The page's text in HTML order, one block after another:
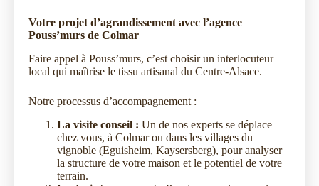
Votre projet d’agrandissement avec l’agence
Pouss’murs de Colmar
Faire appel à Pouss’murs, c’est choisir un interlocuteur
local qui maîtrise le tissu artisanal du Centre-Alsace.
Notre processus d’accompagnement :
La visite conseil : Un de nos experts se déplace
chez vous, à Colmar ou dans les villages du
vignoble (Eguisheim, Kaysersberg), pour analyser
la structure de votre maison et le potentiel de votre
terrain.